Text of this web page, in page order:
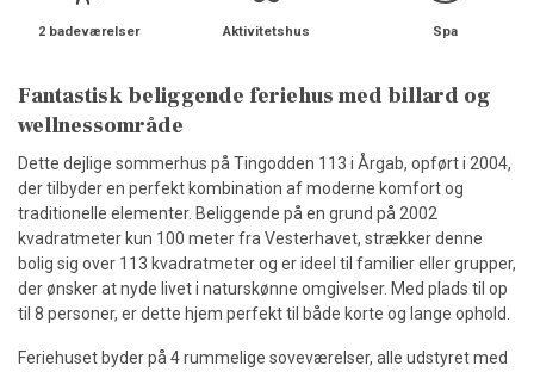
2 badeværelser Aktivitetshus Spa
Fantastisk beliggende feriehus med billard og
wellnessområde
Dette dejlige sommerhus på Tingodden 113 i Årgab, opført i 2004,
der tilbyder en perfekt kombination af moderne komfort og
traditionelle elementer. Beliggende på en grund på 2002
kvadratmeter kun 100 meter fra Vesterhavet, strækker denne
bolig sig over 113 kvadratmeter og er ideel til familier eller grupper,
der ønsker at nyde livet i naturskønne omgivelser. Med plads til op
til 8 personer, er dette hjem perfekt til både korte og lange ophold.
Feriehuset byder på 4 rummelige soveværelser, alle udstyret med